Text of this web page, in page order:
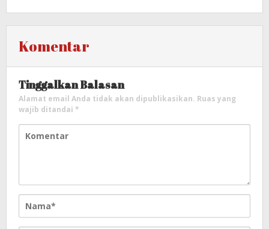
Komentar
Tinggalkan Balasan
Alamat email Anda tidak akan dipublikasikan. Ruas yang
wajib ditandai *